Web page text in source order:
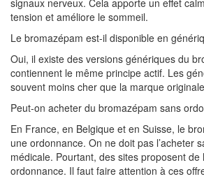
signaux nerveux. Cela apporte un effet
tension et améliore le sommeil.
Le bromazépam est-il disponible en
Oui, il existe des versions génériques du
contiennent le même principe actif. Les
souvent moins cher que la marque
Peut-on acheter du bromazépam sans
En France, en Belgique et en Suisse, le
une ordonnance. On ne doit pas l’acheter
médicale. Pourtant, des sites proposent de
ordonnance. Il faut faire attention à ces